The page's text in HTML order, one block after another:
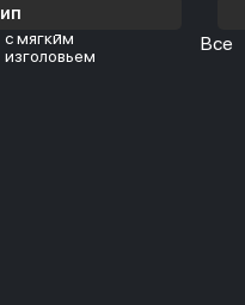
с мягким
изголовьем
Все